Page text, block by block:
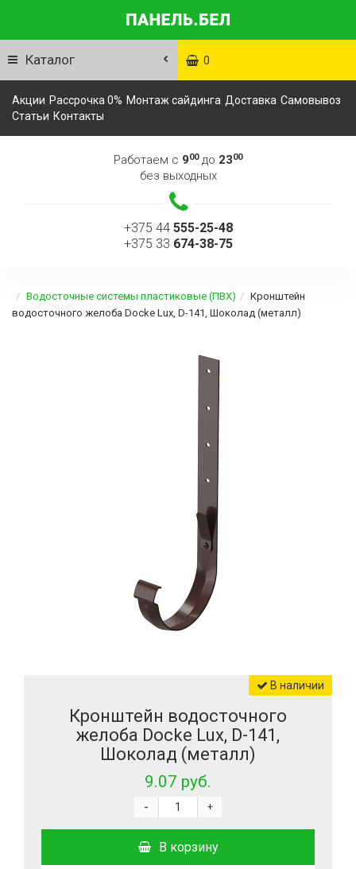
Каталог 0
Акции Рассрочка 0% Монтаж сайдинга Доставка Самовывоз
Статьи Контакты
Работаем с 900до 2300
без выходных
+375 44 555-25-48
+375 33 674-38-75
Водосточные системы пластиковые (ПВХ)
Кронштейн
водосточного желоба Docke Lux, D-141, Шоколад (металл)
В наличии
Кронштейн водосточного
желоба Docke Lux, D-141,
Шоколад (металл)
9.07 руб.
+
-
В корзину